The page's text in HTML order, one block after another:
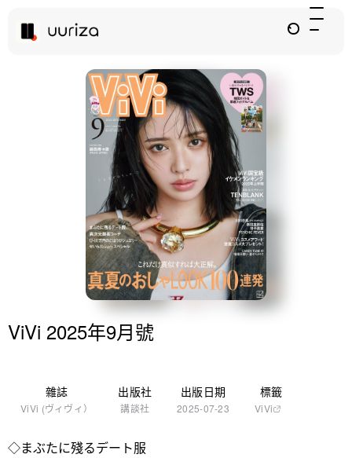
ViVi 2025年9月號
雜誌
ViVi (ヴィヴィ）
出版社
講談社
出版日期
2025-07-23
標籤
ViVi
◇まぶたに殘るデート服